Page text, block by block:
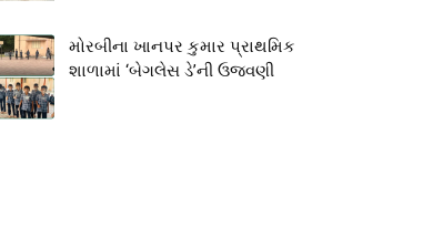
મોરબીના ખાનપર કુમાર પ્રાથમિક
શાળામાં ‘બેગલેસ ડે’ની ઉજવણી